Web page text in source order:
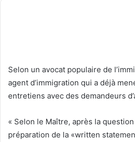
Selon un avocat populaire de
agent d’immigration qui a déjà
entretiens avec des demandeurs
« Selon le Maître, après la
préparation de la «written